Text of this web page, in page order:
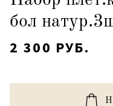
бол
2 300 РУБ.